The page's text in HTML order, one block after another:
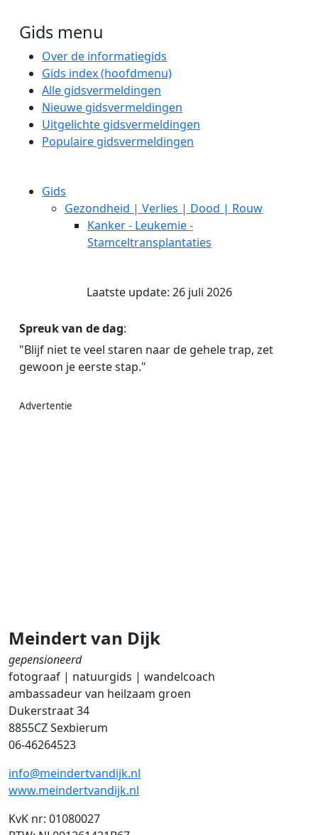
Gids menu
Over de informatiegids
Gids index (hoofdmenu)
Alle gidsvermeldingen
Nieuwe gidsvermeldingen
Uitgelichte gidsvermeldingen
Populaire gidsvermeldingen
Gids
Gezondheid | Verlies | Dood | Rouw
Kanker - Leukemie -
Stamceltransplantaties
Laatste update: 26 juli 2026
Spreuk van de dag:
"Blijf niet te veel staren naar de gehele trap, zet
gewoon je eerste stap."
Advertentie
Meindert van Dijk
gepensioneerd
fotograaf | natuurgids | wandelcoach
ambassadeur van heilzaam groen
Dukerstraat 34
8855CZ Sexbierum
06-46264523
info@meindertvandijk.nl
www.meindertvandijk.nl
KvK nr: 01080027